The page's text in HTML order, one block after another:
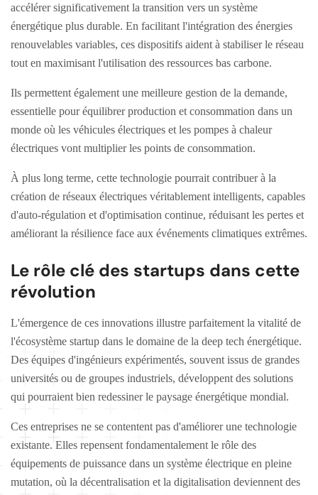
accélérer significativement la transition vers un système
énergétique plus durable. En facilitant l'intégration des énergies
renouvelables variables, ces dispositifs aident à stabiliser le réseau
tout en maximisant l'utilisation des ressources bas carbone.
Ils permettent également une meilleure gestion de la demande,
essentielle pour équilibrer production et consommation dans un
monde où les véhicules électriques et les pompes à chaleur
électriques vont multiplier les points de consommation.
À plus long terme, cette technologie pourrait contribuer à la
création de réseaux électriques véritablement intelligents, capables
d'auto-régulation et d'optimisation continue, réduisant les pertes et
améliorant la résilience face aux événements climatiques extrêmes.
Le rôle clé des startups dans cette
révolution
L'émergence de ces innovations illustre parfaitement la vitalité de
l'écosystème startup dans le domaine de la deep tech énergétique.
Des équipes d'ingénieurs expérimentés, souvent issus de grandes
universités ou de groupes industriels, développent des solutions
qui pourraient bien redessiner le paysage énergétique mondial.
Ces entreprises ne se contentent pas d'améliorer une technologie
existante. Elles repensent fondamentalement le rôle des
équipements de puissance dans un système électrique en pleine
mutation, où la décentralisation et la digitalisation deviennent des